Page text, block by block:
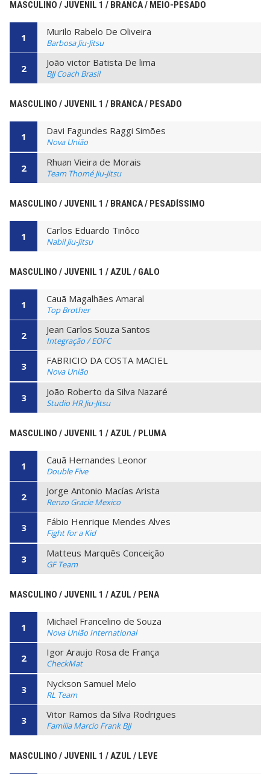
MASCULINO / JUVENIL 1 / BRANCA / MEIO-PESADO
1 Murilo Rabelo De Oliveira
Barbosa Jiu-Jitsu
2 João victor Batista De lima
BJJ Coach Brasil
MASCULINO / JUVENIL 1 / BRANCA / PESADO
1 Davi Fagundes Raggi Simões
Nova União
2 Rhuan Vieira de Morais
Team Thomé Jiu-Jitsu
MASCULINO / JUVENIL 1 / BRANCA / PESADÍSSIMO
1 Carlos Eduardo Tinôco
Nabil Jiu-Jitsu
MASCULINO / JUVENIL 1 / AZUL / GALO
1 Cauã Magalhães Amaral
Top Brother
2 Jean Carlos Souza Santos
Integração / EOFC
3 FABRICIO DA COSTA MACIEL
Nova União
3 João Roberto da Silva Nazaré
Studio HR Jiu-Jitsu
MASCULINO / JUVENIL 1 / AZUL / PLUMA
1 Cauã Hernandes Leonor
Double Five
2 Jorge Antonio Macías Arista
Renzo Gracie Mexico
3 Fábio Henrique Mendes Alves
Fight for a Kid
3 Matteus Marquês Conceição
GF Team
MASCULINO / JUVENIL 1 / AZUL / PENA
1 Michael Francelino de Souza
Nova União International
2 Igor Araujo Rosa de França
CheckMat
3 Nyckson Samuel Melo
RL Team
3 Vitor Ramos da Silva Rodrigues
Familia Marcio Frank BJJ
MASCULINO / JUVENIL 1 / AZUL / LEVE